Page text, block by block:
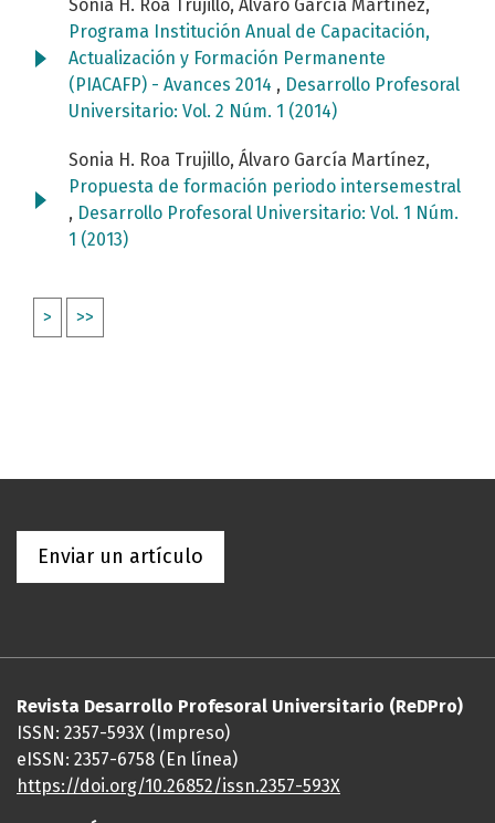
Sonia H. Roa Trujillo, Álvaro García Martínez,
Programa Institución Anual de Capacitación,
Actualización y Formación Permanente
(PIACAFP) - Avances 2014 , Desarrollo Profesoral
Universitario: Vol. 2 Núm. 1 (2014)
Sonia H. Roa Trujillo, Álvaro García Martínez,
Propuesta de formación periodo intersemestral
, Desarrollo Profesoral Universitario: Vol. 1 Núm.
1 (2013)
> >>
Enviar un artículo
Revista Desarrollo Profesoral Universitario (ReDPro)
ISSN: 2357-593X (Impreso)
eISSN: 2357-6758 (En línea)
https://doi.org/10.26852/issn.2357-593X